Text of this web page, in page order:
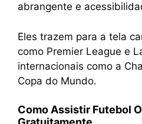
abrangente e
Eles trazem para a tela
como Premier League e
internacionais como a
Copa do Mundo.
Como Assistir Futebol